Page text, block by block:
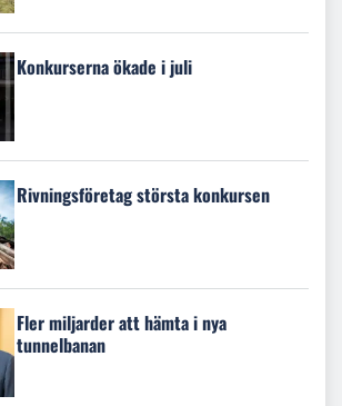
Konkurserna ökade i juli
Rivningsföretag största konkursen
Fler miljarder att hämta i nya
tunnelbanan